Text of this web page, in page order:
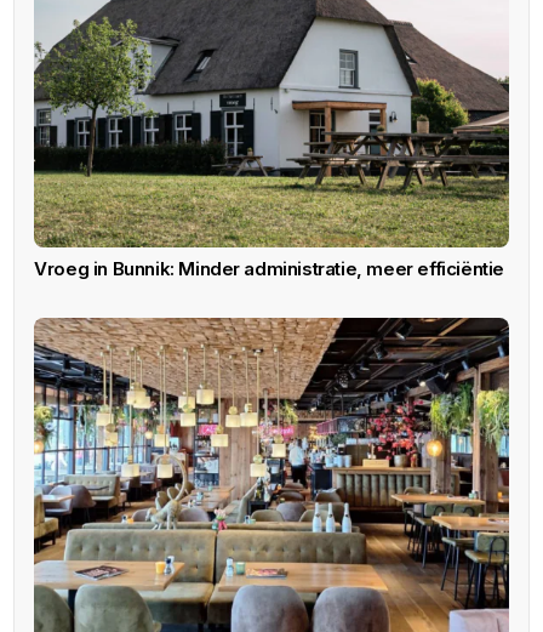
Vroeg in Bunnik: Minder administratie, meer efficiëntie